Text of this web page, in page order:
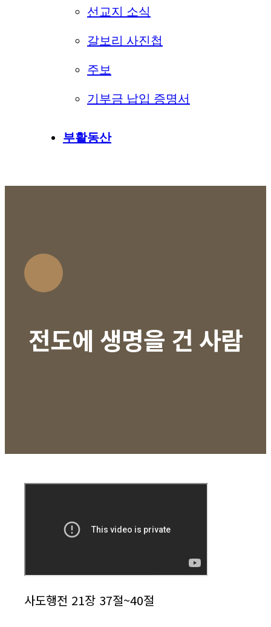
선교지 소식
갈보리 사진첩
주보
기부금 납입 증명서
부활동산
전도에 생명을 건 사람
사도행전 21장 37절~40절